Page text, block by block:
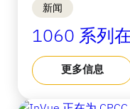
新闻
1060 系列
更多信息